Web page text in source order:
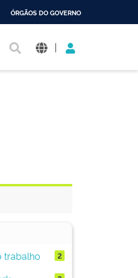
ÓRGÃOS DO GOVERNO
|
trabalho
2